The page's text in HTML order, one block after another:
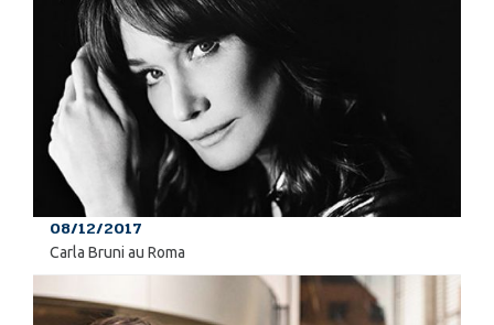
08/12/2017
Carla Bruni au Roma